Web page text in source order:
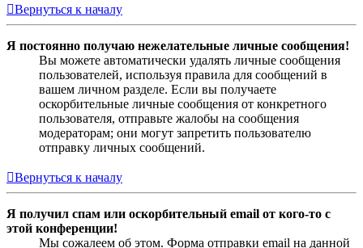
Вернуться к началу
Я постоянно получаю нежелательные личные сообщения!
Вы можете автоматически удалять личные сообщения
пользователей, используя правила для сообщений в
вашем личном разделе. Если вы получаете
оскорбительные личные сообщения от конкретного
пользователя, отправьте жалобы на сообщения
модераторам; они могут запретить пользователю
отправку личных сообщений.
Вернуться к началу
Я получил спам или оскорбительный email от кого-то с
этой конференции!
Мы сожалеем об этом. Форма отправки email на данной